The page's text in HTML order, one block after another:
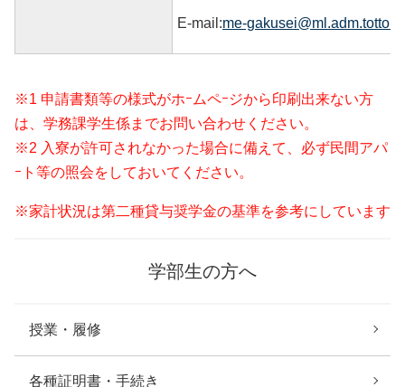
E-mail:me-
※1 申請書類等の様式がホｰムペｰジから印刷出来ない方
は、学務課学生係までお問い合わせください。
※2 入寮が許可されなかった場合に備えて、必ず民間アパ
ｰト等の照会をしておいてください。
※家計状況は第二種貸与奨学金の基準を参考にしています
学部生の方へ
授業・履修
各種証明書・手続き